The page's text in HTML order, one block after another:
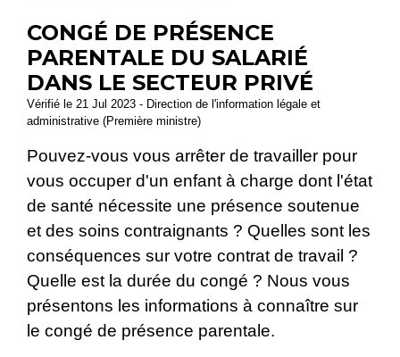
CONGÉ DE PRÉSENCE
PARENTALE DU SALARIÉ
DANS LE SECTEUR PRIVÉ
Vérifié le 21 Jul 2023 - Direction de l'information légale et
administrative (Première ministre)
Pouvez-vous vous arrêter de travailler pour
vous occuper d'un enfant à charge dont l'état
de santé nécessite une présence soutenue
et des soins contraignants ? Quelles sont les
conséquences sur votre contrat de travail ?
Quelle est la durée du congé ? Nous vous
présentons les informations à connaître sur
le congé de présence parentale.